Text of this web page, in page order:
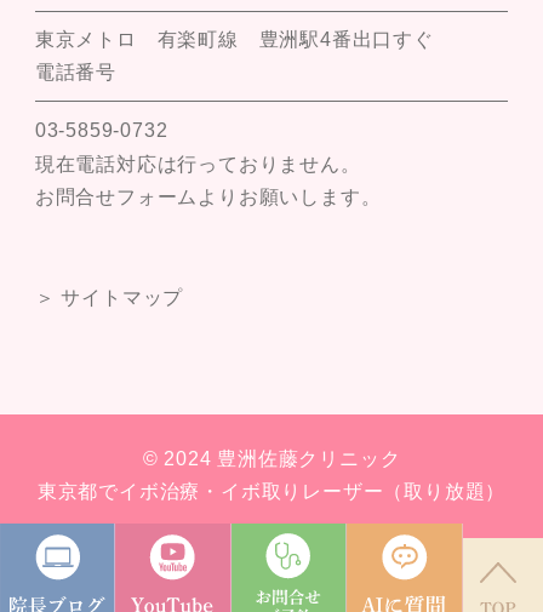
東京メトロ 有楽町線 豊洲駅4番出口すぐ
電話番号
03-5859-0732
現在電話対応は行っておりません。
お問合せフォームよりお願いします。
＞ サイトマップ
© 2024 豊洲佐藤クリニック
東京都でイボ治療・イボ取りレーザー（取り放題）